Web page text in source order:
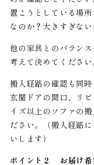
置こうとしている場
なのか？大きすぎない
他の家具とのバラン
考えて決めてください
搬入経路の確認も同時
玄関ドアの間口、リ
イズ以上のソファの
ださい。（搬入経路
いします）
ポイント２ お届け希